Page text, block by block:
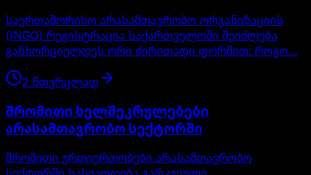
საერთაშორისო არასამთავრობო ორგანიზაციის
(INGO) რეგისტრაცია საქართველოში შეიძლება
განხორციელდეს ორი ძირითადი ფორმით: როგო…
2 წთვრცლად
შრომითი ხელშეკრულებები
არასამთავრობო სექტორში
შრომითი ურთიერთობები არასამთავრობო